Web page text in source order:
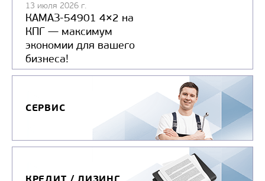
13 июля 2026 г.
КАМАЗ-54901 4×2 на
КПГ — максимум
экономии для вашего
бизнеса!
СЕРВИС